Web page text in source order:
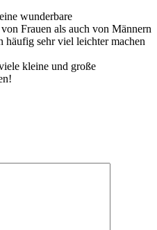
wunderbare
Frauen als auch von Männern
häufig sehr viel leichter machen
kleine und große